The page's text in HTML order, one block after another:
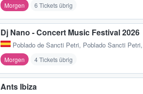
Morgen 6 Tickets übrig
Dj Nano - Concert Music Festival 2026
Poblado de Sancti Petri, Poblado Sancti
Morgen 4 Tickets übrig
Ants Ibiza